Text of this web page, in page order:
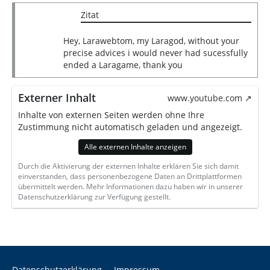
(und Geduld :D).
Ich wollte einfach mal eine Mail schreiben
und Dir dafür danken das du immer noch die
Seite, den YouTube Kanal etc. betreibst!
Ich wüsste nicht wie ich damals Tomb Raider
hätte! Bitte mach weiter so! (wenn‘s geht :D)
Auf viele weitere Jahre LaraWeb!
Liebe Grüße,
Karina
PS: Wäre mir das damals eingefallen hättest
schon!
Zitat
Hey, Larawebtom, my Laragod, without your
precise advices i would never had sucessfully
ended a Laragame, thank you
Externer Inhalt
www.youtube.com
Inhalte von externen Seiten werden ohne Ihre
Zustimmung nicht automatisch geladen und angezeigt.
Alle externen Inhalte anzeigen
Durch die Aktivierung der externen Inhalte erklären Sie sich damit
einverstanden, dass personenbezogene Daten an Drittplattformen
übermittelt werden. Mehr Informationen dazu haben wir in unserer
Datenschutzerklärung zur Verfügung gestellt.